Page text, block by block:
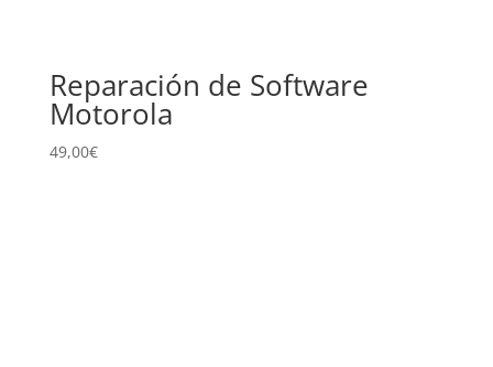
Reparación de Software
Motorola
49,00€